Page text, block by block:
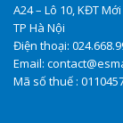
A24 – Lô 10, KĐT
TP Hà Nội
Điện thoại:
Email:
Mã số thuế :